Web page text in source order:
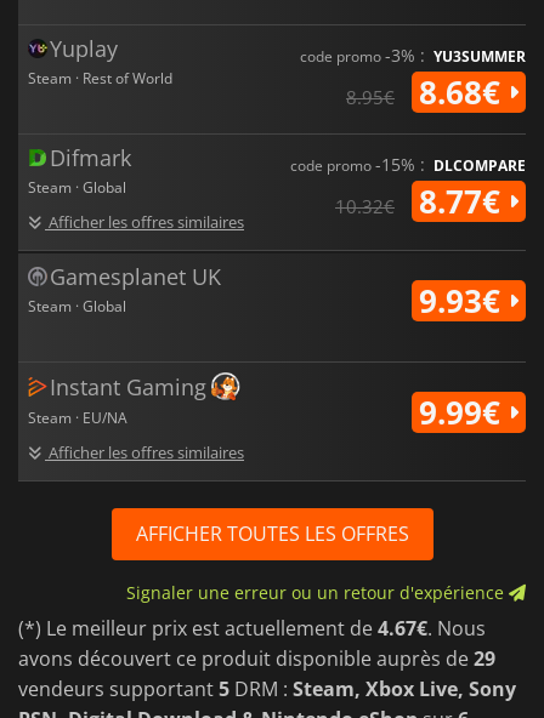
Yuplay
Steam · Rest of World
code promo-3% : YU3SUMMER
8.95€ 8.68€
Difmark
Steam · Global
Afficher les offres similaires
code promo-15% : DLCOMPARE
10.32€ 8.77€
Gamesplanet UK
Steam · Global 9.93€
Instant Gaming
Steam · EU/NA
Afficher les offres similaires
9.99€
AFFICHER TOUTES LES OFFRES
Signaler une erreur ou un retour d'expérience
(*) Le meilleur prix est actuellement de4.67€. Nous
avons découvert ce produit disponible auprès de29
vendeurs supportant5 DRM : Steam, Xbox Live, Sony